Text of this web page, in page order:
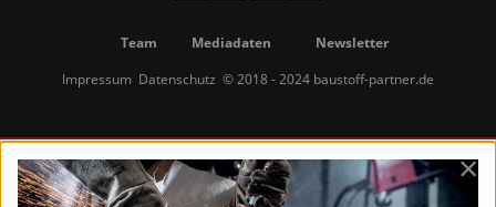
Team Mediadaten
Newsletter
Impressum Datenschutz © 2018 - 2024 baustoff-partner.de
×